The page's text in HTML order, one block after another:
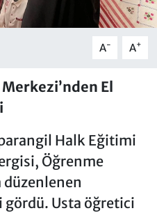
A- A+
El
Halk Eğitimi
Öğrenme
düzenlenen
Usta öğretici